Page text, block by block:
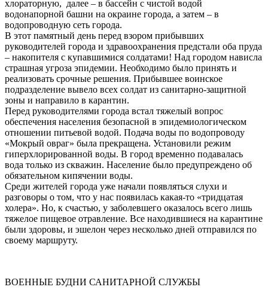
хлораторную, далее – в бассейн с чистой водой
водонапорной башни на окраине города, а затем – в
водопроводную сеть города.
В этот памятный день перед взором прибывших
руководителей города и здравоохранения предстали оба пруда
– накопителя с купавшимися солдатами! Над городом нависла
страшная угроза эпидемии. Необходимо было принять и
реализовать срочные решения. Прибывшее воинское
подразделение вывело всех солдат из санитарно-защитной
зоны и направило в карантин.
Перед руководителями города встал тяжелый вопрос
обеспечения населения безопасной в эпидемиологическом
отношении питьевой водой. Подача воды по водопроводу
«Мокрый овраг» была прекращена. Установили режим
гиперхлорированной воды. В город временно подавалась
вода только из скважин. Население было предупреждено об
обязательном кипячении воды.
Среди жителей города уже начали появляться слухи и
разговоры о том, что у нас появилась какая-то «тридцатая
холера». Но, к счастью, у заболевшего оказалось всего лишь
тяжелое пищевое отравление. Все находившиеся на карантине
были здоровы, и эшелон через несколько дней отправился по
своему маршруту.
ВОЕННЫЕ БУДНИ САНИТАРНОЙ СЛУЖБЫ